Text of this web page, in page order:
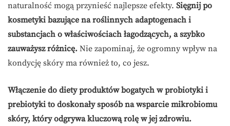
naturalność mogą przynieść najlepsze efekty. Sięgnij po
kosmetyki bazujące na roślinnych adaptogenach i
substancjach o właściwościach łagodzących, a szybko
zauważysz różnicę. Nie zapominaj, że ogromny wpływ na
kondycję skóry ma również to, co jesz.
Włączenie do diety produktów bogatych w probiotyki i
prebiotyki to doskonały sposób na wsparcie mikrobiomu
skóry, który odgrywa kluczową rolę w jej zdrowiu.